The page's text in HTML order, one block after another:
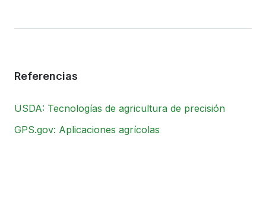
Referencias
USDA: Tecnologías de agricultura de precisión
GPS.gov: Aplicaciones agrícolas